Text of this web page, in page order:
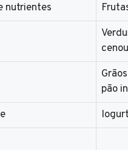
nutrientes
pão